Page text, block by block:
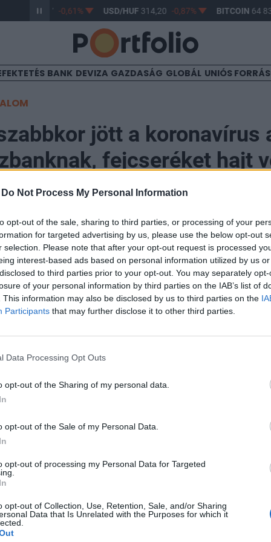
Do Not Process My Personal Information
opt-out of the sale, sharing to third parties, or processing of your
for targeted advertising by us, please use the below opt-out
selection. Please note that after your opt-out request is processed
interest-based ads based on personal information utilized by us
to third parties prior to your opt-out. You may separately
of your personal information by third parties on the IAB’s list of
This information may also be disclosed by us to third parties on the
Participants that may further disclose it to other third parties.
Data Processing Opt Outs
opt-out of the Sharing of my personal data.
opt-out of the Sale of my Personal Data.
opt-out of processing my Personal Data for Targeted
opt-out of Collection, Use, Retention, Sale, and/or Sharing
Data that Is Unrelated with the Purposes for which it
363,17 -0,61% USD/HUF314,20 -0,87% BITCOIN64
BANK DEVIZA GAZDASÁG GLOBÁL UNIÓS
jött a koronavírus
fejcseréket hajt
kormány a kisebbségi tulajdonában lévő
és új személyekkel váltotta fel két
felügyelőbizottságában – számolt be a
elsőként a német Manager Magazinban olvasható hírt a
viszont nem kívánta kommentálni - írja az FT. A
portfolio.hu hírarchívumához tartozik, melynek olvasása
tartalmazza:
cikkarchívum